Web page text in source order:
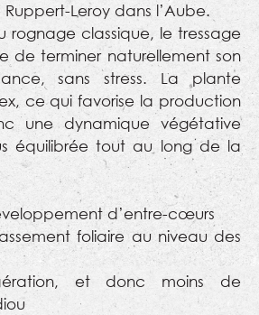
Leroy dans l’Aube.
rognage classique, le tressage
de terminer naturellement son
sans stress. La plante
ce qui favorise la production
une dynamique végétative
équilibrée tout au long de la
d’entre-cœurs
foliaire au niveau des
et donc moins de